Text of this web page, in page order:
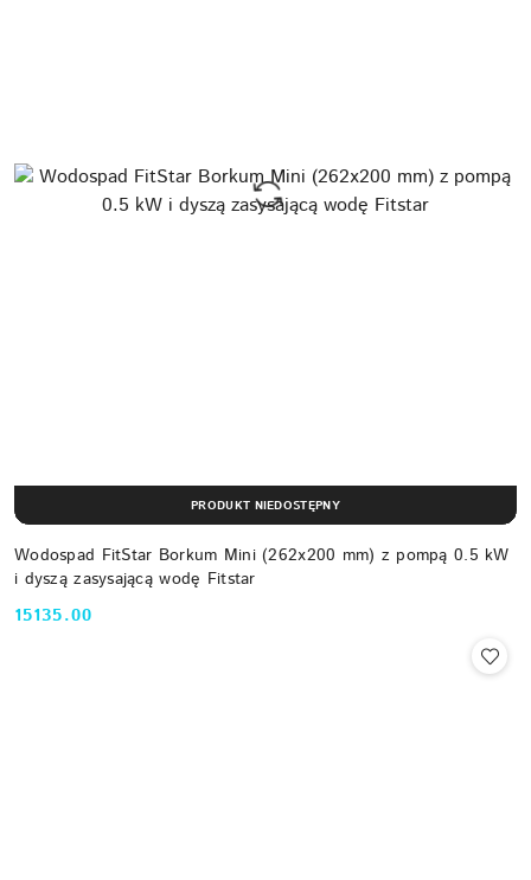
Wodospad FitStar Borkum Mini (262x200 mm) z pompą 0.5 kW
i dyszą zasysającą wodę Fitstar
Cena:
15135.00
PRODUKT NIEDOSTĘPNY